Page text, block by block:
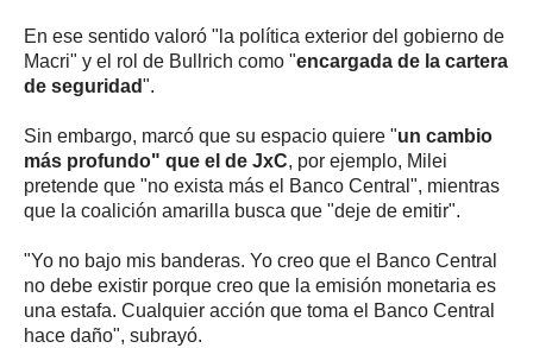
En ese sentido valoró "la política exterior del gobierno de
Macri" y el rol de Bullrich como "encargada de la cartera
de seguridad".
Sin embargo, marcó que su espacio quiere "un cambio
más profundo" que el de JxC, por ejemplo, Milei
pretende que "no exista más el Banco Central", mientras
que la coalición amarilla busca que "deje de emitir".
"Yo no bajo mis banderas. Yo creo que el Banco Central
no debe existir porque creo que la emisión monetaria es
una estafa. Cualquier acción que toma el Banco Central
hace daño", subrayó.